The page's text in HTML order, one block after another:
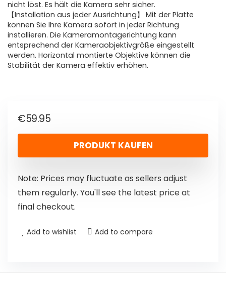
nicht löst. Es hält die Kamera sehr sicher.
【Installation aus jeder Ausrichtung】 Mit der Platte
können Sie Ihre Kamera sofort in jeder Richtung
installieren. Die Kameramontagerichtung kann
entsprechend der Kameraobjektivgröße eingestellt
werden. Horizontal montierte Objektive können die
Stabilität der Kamera effektiv erhöhen.
€59.95
PRODUKT KAUFEN
Note: Prices may fluctuate as sellers adjust
them regularly. You'll see the latest price at
final checkout.
Add to wishlist Add to compare